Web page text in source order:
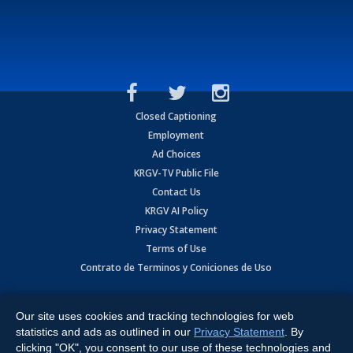
Closed Captioning
Employment
Ad Choices
KRGV-TV Public File
Contact Us
KRGV AI Policy
Privacy Statement
Terms of Use
Contrato de Terminos y Coniciones de Uso
Expressway, Weslaco, TX 78596.
All Rights Reserved. Powered by:Ruby Shore Software
Our site uses cookies and tracking technologies for web
statistics and ads as outlined in our Privacy Statement . By
clicking "OK", you consent to our use of these technologies and